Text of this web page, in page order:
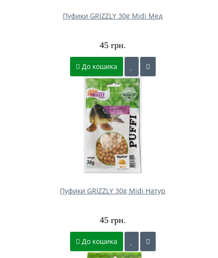
Пуфики GRIZZLY 30g Midi Мед
45 грн.
До кошика
Пуфики GRIZZLY 30g Midi Натур
45 грн.
До кошика